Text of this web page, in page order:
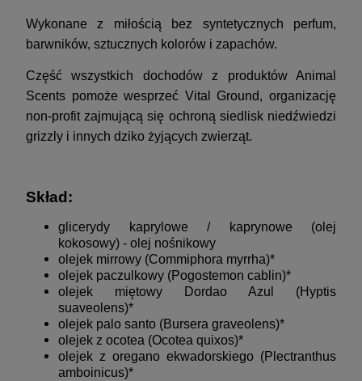
Wykonane z miłością bez syntetycznych perfum,
barwników, sztucznych kolorów i zapachów.
Część wszystkich dochodów z produktów Animal
Scents pomoże wesprzeć Vital Ground, organizację
non-profit zajmującą się ochroną siedlisk niedźwiedzi
grizzly i innych dziko żyjących zwierząt.
Skład:
glicerydy kaprylowe / kaprynowe (olej
kokosowy) - olej nośnikowy
olejek mirrowy (Commiphora myrrha)*
olejek paczulkowy (Pogostemon cablin)*
olejek miętowy Dordao Azul (Hyptis
suaveolens)*
olejek palo santo (Bursera graveolens)*
olejek z ocotea (Ocotea quixos)*
olejek z oregano ekwadorskiego (Plectranthus
amboinicus)*